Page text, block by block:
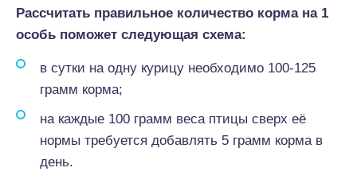
Рассчитать правильное количество корма на 1
особь поможет следующая схема:
в сутки на одну курицу необходимо 100-125
грамм корма;
на каждые 100 грамм веса птицы сверх её
нормы требуется добавлять 5 грамм корма в
день.